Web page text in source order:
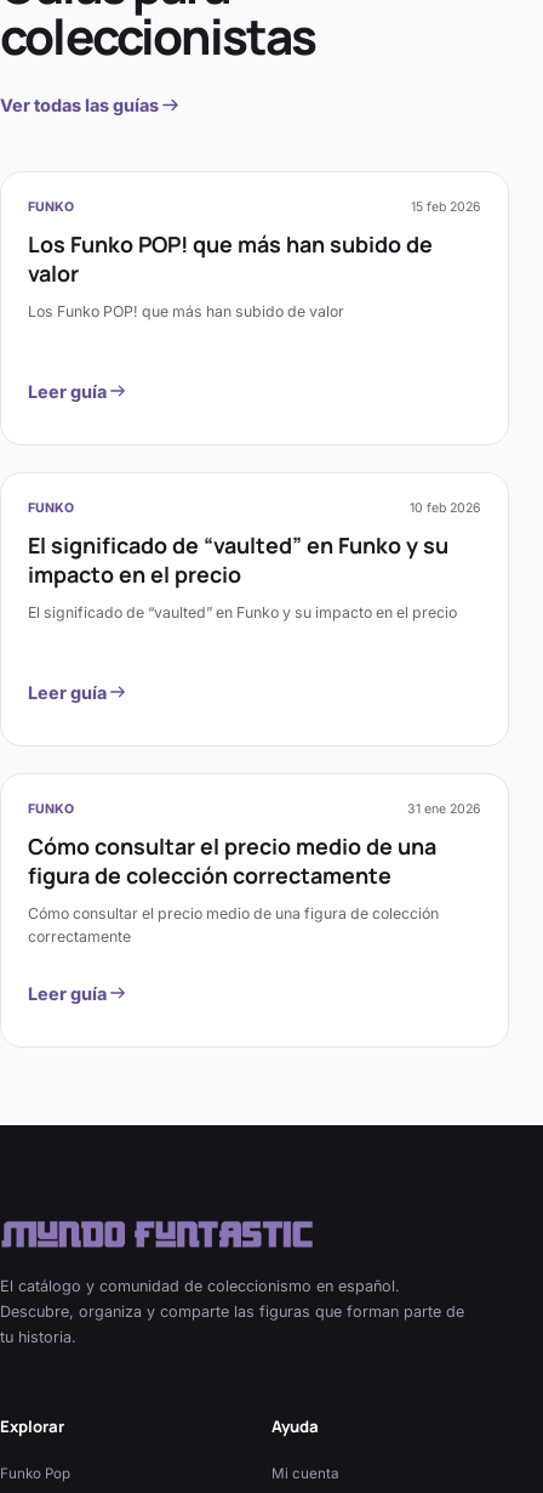
coleccionistas
Ver todas las guías
FUNKO 15 feb 2026
Los Funko POP! que más han subido de
valor
Los Funko POP! que más han subido de valor
Leer guía
FUNKO 10 feb 2026
El significado de “vaulted” en Funko y su
impacto en el precio
El significado de “vaulted” en Funko y su impacto en el precio
Leer guía
FUNKO 31 ene 2026
Cómo consultar el precio medio de una
figura de colección correctamente
Cómo consultar el precio medio de una figura de colección
correctamente
Leer guía
El catálogo y comunidad de coleccionismo en español.
Descubre, organiza y comparte las figuras que forman parte de
tu historia.
Explorar
Funko Pop
Ayuda
Mi cuenta